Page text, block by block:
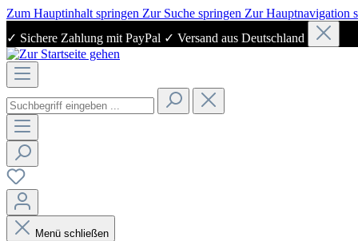
Zum Hauptinhalt springen Zur Suche springen Zur Hauptnavigation
✓ Sichere Zahlung mit PayPal ✓ Versand aus Deutschland
Menü schließen